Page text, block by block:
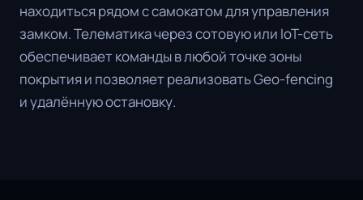
находиться рядом с самокатом для управления
замком. Телематика через сотовую или IoT-сеть
обеспечивает команды в любой точке зоны
покрытия и позволяет реализовать Geo-fencing
и удалённую остановку.